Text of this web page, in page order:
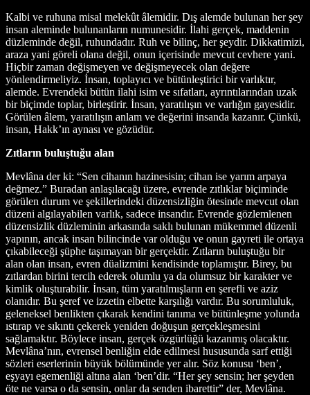
Kalbi ve ruhuna misal melekût âlemidir. Dış alemde bulunan her şey
insan aleminde bulunanların numunesidir. İlahi gerçek, maddenin
düzleminde değil, ruhundadır. Ruh ve bilinç, her şeydir. Dikkatimizi,
araza yani göreli olana değil, onun içerisinde mevcut cevhere yani.
Hiçbir zaman değişmeyen ve değişmeyecek olan değere
yönlendirmeliyiz. İnsan, toplayıcı ve bütünleştirici bir varlıktır,
alemde. Evrendeki bütün ilahi isim ve sıfatları, ayrıntılarından uzak
bir biçimde toplar, birleştirir. İnsan, yaratılışın ve varlığın gayesidir.
Görülen âlem, yaratılışın anlam ve değerini insanda kazanır. Çünkü,
insan, Hakk’ın aynası ve gözüdür.
Zıtların buluştuğu alan
Mevlâna der ki: “Sen cihanın hazinesisin; cihan ise yarım arpaya
değmez.” Buradan anlaşılacağı üzere, evrende zıtlıklar biçiminde
görülen durum ve şekillerindeki düzensizliğin ötesinde mevcut olan
düzeni algılayabilen varlık, sadece insandır. Evrende gözlemlenen
düzensizlik düzleminin arkasında saklı bulunan mükemmel düzenli
yapının, ancak insan bilincinde var olduğu ve onun gayreti ile ortaya
çıkabileceği şüphe taşımayan bir gerçektir. Zıtların buluştuğu bir
alan olan insan, evren düalizmini kendisinde toplamıştır. Birey, bu
zıtlardan birini tercih ederek olumlu ya da olumsuz bir karakter ve
kimlik oluşturabilir. İnsan, tüm yaratılmışların en şerefli ve aziz
olanıdır. Bu şeref ve izzetin elbette karşılığı vardır. Bu sorumluluk,
geleneksel benlikten çıkarak kendini tanıma ve bütünleşme yolunda
ıstırap ve sıkıntı çekerek yeniden doğuşun gerçekleşmesini
sağlamaktır. Böylece insan, gerçek özgürlüğü kazanmış olacaktır.
Mevlâna’nın, evrensel benliğin elde edilmesi hususunda sarf ettiği
sözleri eserlerinin büyük bölümünde yer alır. Söz konusu ‘ben’,
eşyayı egemenliği altına alan ‘ben’dir. “Her şey sensin; her şeyden
öte ne varsa o da sensin, onlar da senden ibarettir” der, Mevlâna.